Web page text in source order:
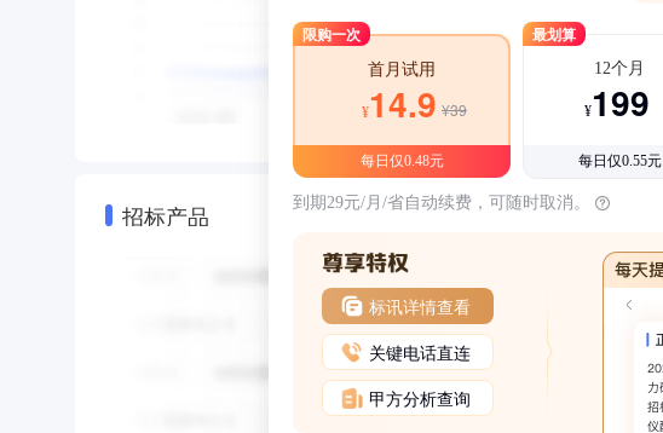
招标产品
限购一次
首月试用
¥14.9 ¥39
每日仅0.48元
最划算
12个月
¥199
每日仅0.55元
到期29元/月/省自动续费，可随时取消。
标讯详情查看
关键电话直连
甲方分析查询